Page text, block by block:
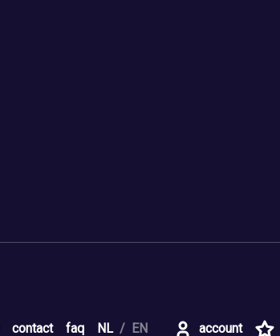
contact faq NL EN account